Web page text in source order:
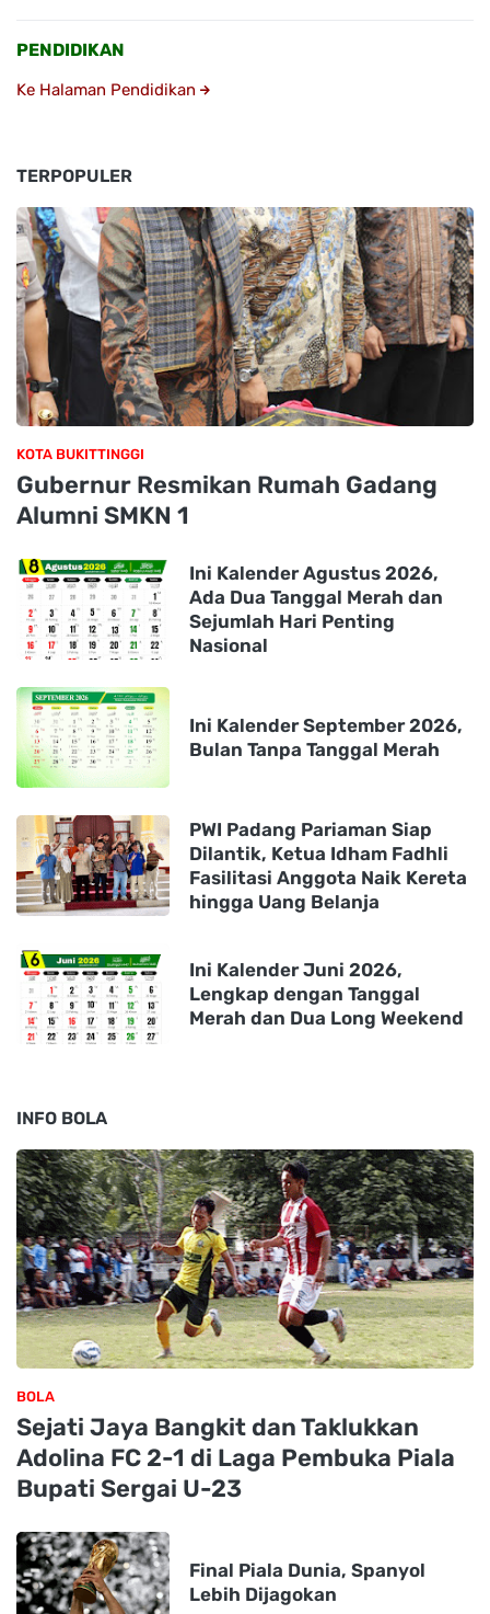
PENDIDIKAN
Ke Halaman Pendidikan
TERPOPULER
KOTA BUKITTINGGI
Gubernur Resmikan Rumah Gadang
Alumni SMKN 1
Ini Kalender Agustus 2026,
Ada Dua Tanggal Merah dan
Sejumlah Hari Penting
Nasional
Ini Kalender September 2026,
Bulan Tanpa Tanggal Merah
PWI Padang Pariaman Siap
Dilantik, Ketua Idham Fadhli
Fasilitasi Anggota Naik Kereta
hingga Uang Belanja
Ini Kalender Juni 2026,
Lengkap dengan Tanggal
Merah dan Dua Long Weekend
INFO BOLA
BOLA
Sejati Jaya Bangkit dan Taklukkan
Adolina FC 2-1 di Laga Pembuka Piala
Bupati Sergai U-23
Final Piala Dunia, Spanyol
Lebih Dijagokan